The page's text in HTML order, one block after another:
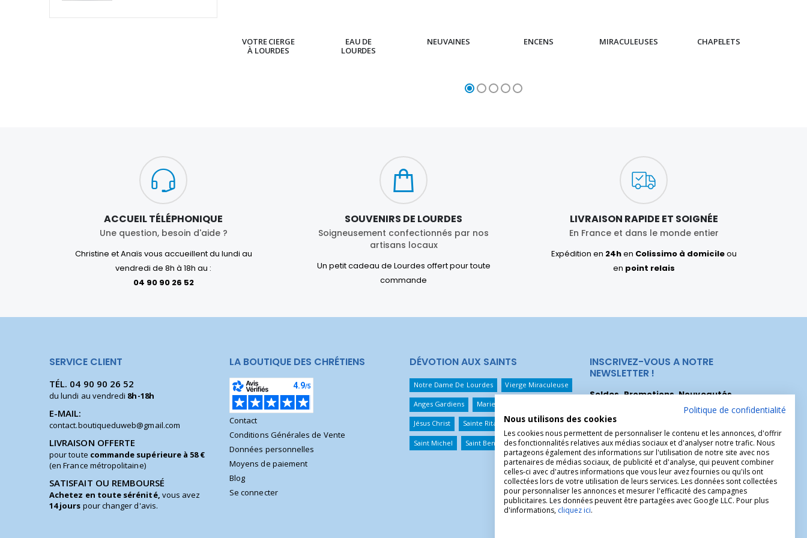
VOTRE CIERGE
À LOURDES
EAU DE
LOURDES
NEUVAINES ENCENS MIRACULEUSES CHAPELETS
ACCUEIL TÉLÉPHONIQUE
Une question, besoin d'aide ?
Christine et Anaïs vous accueillent du lundi au
vendredi de 8h à 18h au :
04 90 90 26 52
SOUVENIRS DE LOURDES
Soigneusement confectionnés par nos
artisans locaux
Un petit cadeau de Lourdes offert pour toute
commande
LIVRAISON RAPIDE ET SOIGNÉE
En France et dans le monde entier
Expédition en 24hen Colissimo à domicileou
en point relais
SERVICE CLIENT
TÉL. 04 90 90 26 52
du lundi au vendredi 8h-18h
E-MAIL:
contact.boutiqueduweb@gmail.com
LIVRAISON OFFERTE
pour toute commande supérieure à 58 €
(en France métropolitaine)
SATISFAIT OU REMBOURSÉ
Achetez en toute sérénité, vous avez
14 jours pour changer d'avis.
LA BOUTIQUE DES CHRÉTIENS
Contact
Conditions Générales de Vente
Données personnelles
Moyens de paiement
Blog
Se connecter
DÉVOTION AUX SAINTS
Notre Dame De Lourdes Vierge Miraculeuse
Anges Gardiens Marie Qui Défait Les Noeuds
Jésus Christ Sainte Rita Sainte Thérèse
Saint Michel Saint Benoît Saint Christophe
INSCRIVEZ-VOUS A NOTRE
NEWSLETTER !
Soldes, Promotions, Nouveautés...
Inscrivez-vous maintenant pour recevoir
nos meilleures offres.
Politique de confidentialité
Nous utilisons des cookies
Les cookies nous permettent de personnaliser le contenu et les annonces, d'offrir
des fonctionnalités relatives aux médias sociaux et d'analyser notre trafic. Nous
partageons également des informations sur l'utilisation de notre site avec nos
partenaires de médias sociaux, de publicité et d'analyse, qui peuvent combiner
celles-ci avec d'autres informations que vous leur avez fournies ou qu'ils ont
collectées lors de votre utilisation de leurs services. Les données sont collectées
pour personnaliser les annonces et mesurer l'efficacité des campagnes
publicitaires. Les données peuvent être partagées avec Google LLC. Pour plus
d'informations, cliquez ici.